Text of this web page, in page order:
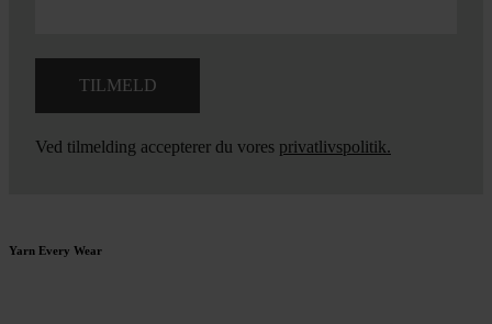
Ved tilmelding accepterer du vores privatlivspolitik.
Yarn Every Wear